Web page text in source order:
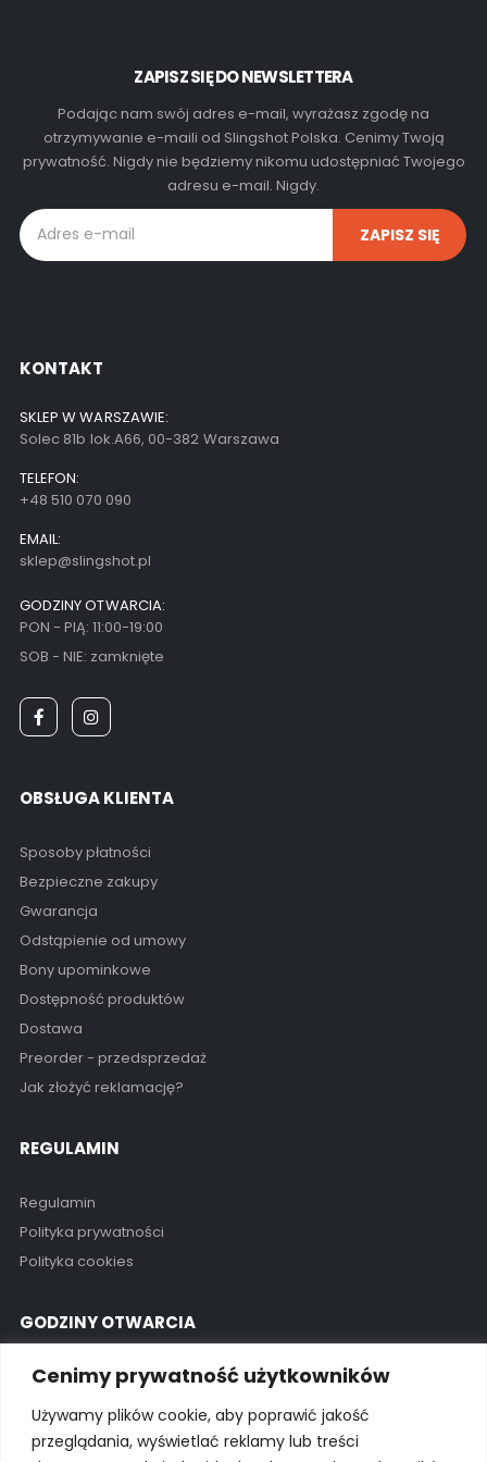
Cenimy prywatność użytkowników
Używamy plików cookie, aby poprawić jakość
przeglądania, wyświetlać reklamy lub treści
ZAPISZ SIĘ DO NEWSLETTERA
Podając nam swój adres e-mail, wyrażasz zgodę na
otrzymywanie e-maili od Slingshot Polska. Cenimy Twoją
prywatność. Nigdy nie będziemy nikomu udostępniać Twojego
adresu e-mail. Nigdy.
KONTAKT
SKLEP W WARSZAWIE:
Solec 81b lok.A66, 00-382 Warszawa
TELEFON:
+48 510 070 090
EMAIL:
sklep@slingshot.pl
GODZINY OTWARCIA:
PON - PIĄ: 11:00-19:00
SOB - NIE: zamknięte
OBSŁUGA KLIENTA
Sposoby płatności
Bezpieczne zakupy
Gwarancja
Odstąpienie od umowy
Bony upominkowe
Dostępność produktów
Dostawa
Preorder - przedsprzedaż
Jak złożyć reklamację?
REGULAMIN
Regulamin
Polityka prywatności
Polityka cookies
GODZINY OTWARCIA
Pon - Pią / 11:00 - 19:00
Kontakt